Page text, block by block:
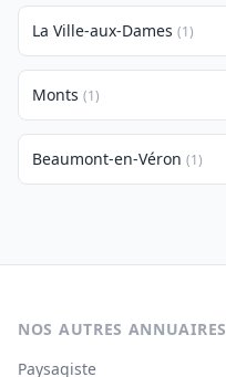
La Ville-aux-Dames (1)
Monts (1)
Beaumont-en-Véron (1)
NOS AUTRES ANNUAIRES
Paysagiste